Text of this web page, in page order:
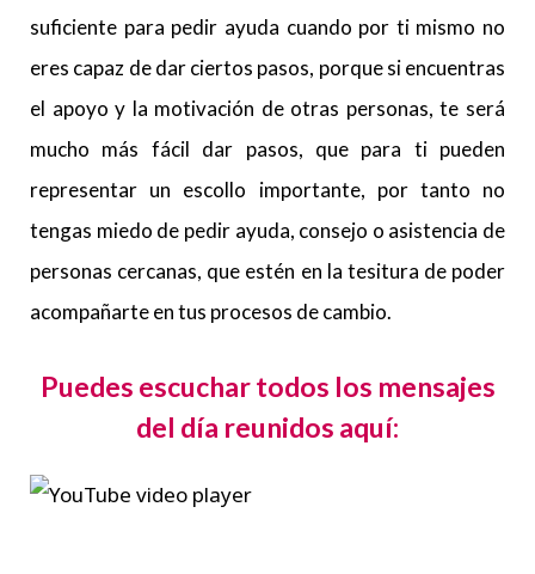
suficiente para pedir ayuda cuando por ti mismo no
eres capaz de dar ciertos pasos, porque si encuentras
el apoyo y la motivación de otras personas, te será
mucho más fácil dar pasos, que para ti pueden
representar un escollo importante, por tanto no
tengas miedo de pedir ayuda, consejo o asistencia de
personas cercanas, que estén en la tesitura de poder
acompañarte en tus procesos de cambio.
Puedes escuchar todos los mensajes
del día reunidos aquí: